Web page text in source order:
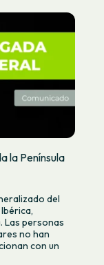
la Península
del
Las personas
no han
con un